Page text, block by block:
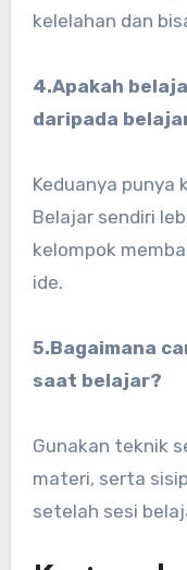
kelelahan dan
4.Apakah
daripada
Keduanya punya
Belajar sendiri
kelompok
ide.
5.Bagaimana
saat belajar?
Gunakan teknik
materi, serta
setelah sesi